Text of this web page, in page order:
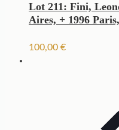
Lot 211: Fini,
Aires, + 1996
100,00 €